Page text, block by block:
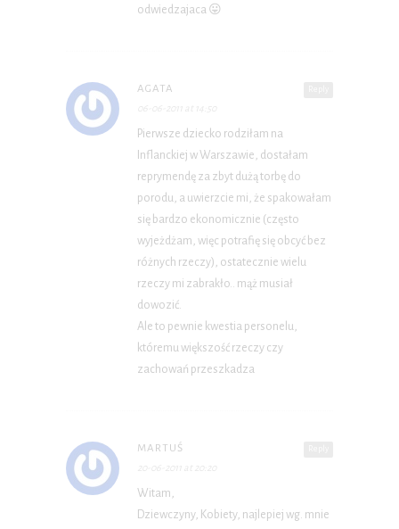
odwiedzajaca 😛
AGATA
06-06-2011 at 14:50
Pierwsze dziecko rodziłam na
Inflanckiej w Warszawie, dostałam
reprymendę za zbyt dużą torbę do
porodu, a uwierzcie mi, że spakowałam
się bardzo ekonomicznie (często
wyjeżdżam, więc potrafię się obcyć bez
różnych rzeczy), ostatecznie wielu
rzeczy mi zabrakło.. mąż musiał
dowozić.
Ale to pewnie kwestia personelu,
któremu większość rzeczy czy
zachowań przeszkadza
MARTUŚ
20-06-2011 at 20:20
Witam,
Dziewczyny, Kobiety, najlepiej wg. mnie